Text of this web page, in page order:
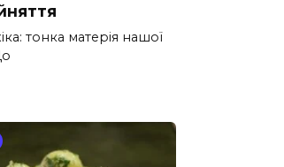
тонка матерія нашої